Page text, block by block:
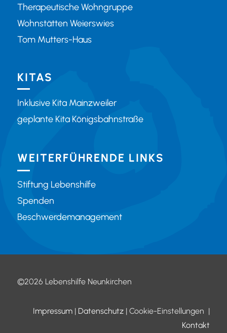
Therapeutische Wohngruppe
Wohnstätten Weierswies
Tom Mutters-Haus
KITAS
Inklusive Kita Mainzweiler
geplante Kita Königsbahnstraße
WEITERFÜHRENDE LINKS
Stiftung Lebenshilfe
Spenden
Beschwerdemanagement
©2026 Lebenshilfe Neunkirchen
Impressum | Datenschutz | Cookie-Einstellungen |
Kontakt